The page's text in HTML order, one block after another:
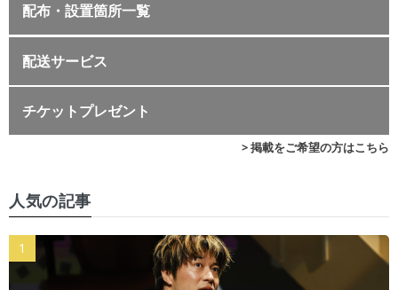
配布・設置箇所一覧
配送サービス
チケットプレゼント
> 掲載をご希望の方はこちら
人気の記事